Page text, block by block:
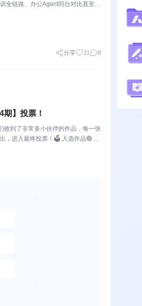
全链路、办公Agent同台对比甚至灵
分享 21 8
期】投票！
收到了非常多小伙伴的作品，每一张
，进入最终投票！🗳️ 入选作品🔴作